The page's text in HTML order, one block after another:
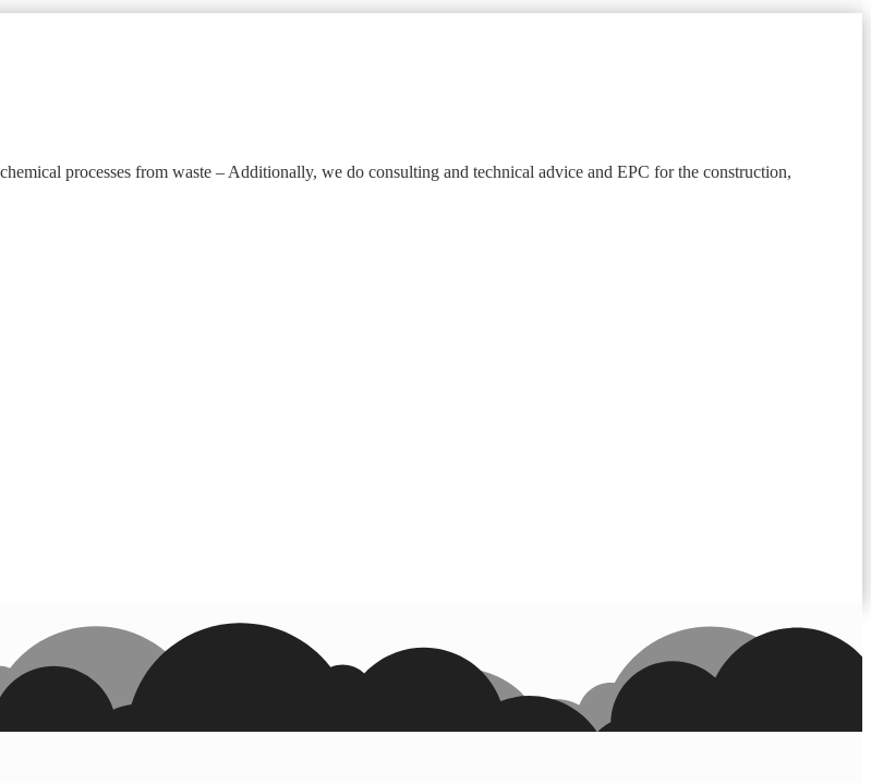
processes from waste – Additionally, we do consulting and technical advice and EPC for the construction,